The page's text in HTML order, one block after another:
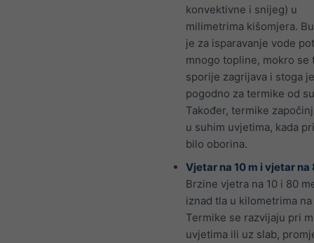
konvektivne i snijeg) u
milimetrima kišomjera.
je za isparavanje vode
mnogo topline, mokro se
sporije zagrijava i stoga
pogodno za termike od
Također, termike
u suhim uvjetima, kada
bilo oborina.
Vjetar na 10 m i vjetar na
Brzine vjetra na 10 i 80
iznad tla u kilometrima na
Termike se razvijaju pri
uvjetima ili uz slab,